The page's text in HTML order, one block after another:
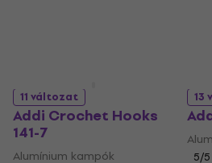
11 változat
Addi Crochet Hooks
141-7
Alumínium kampók
13
5/5